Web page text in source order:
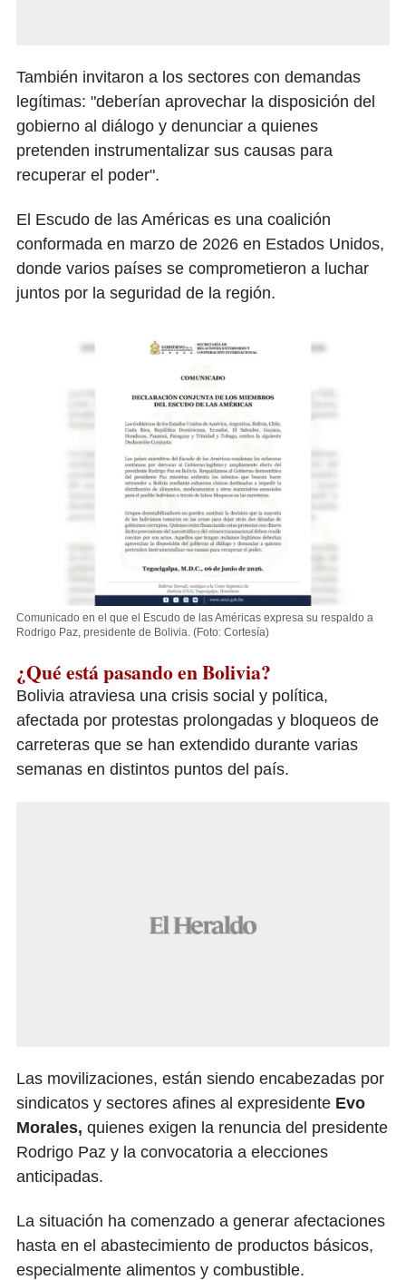
También invitaron a los sectores con demandas
legítimas: "deberían aprovechar la disposición del
gobierno al diálogo y denunciar a quienes
pretenden instrumentalizar sus causas para
recuperar el poder".
El Escudo de las Américas es una coalición
conformada en marzo de 2026 en Estados Unidos,
donde varios países se comprometieron a luchar
juntos por la seguridad de la región.
Comunicado en el que el Escudo de las Américas expresa su respaldo a
Rodrigo Paz, presidente de Bolivia. (Foto: Cortesía)
¿Qué está pasando en Bolivia?
Bolivia atraviesa una crisis social y política,
afectada por protestas prolongadas y bloqueos de
carreteras que se han extendido durante varias
semanas en distintos puntos del país.
Las movilizaciones, están siendo encabezadas por
sindicatos y sectores afines al expresidente Evo
Morales, quienes exigen la renuncia del presidente
Rodrigo Paz y la convocatoria a elecciones
anticipadas.
La situación ha comenzado a generar afectaciones
hasta en el abastecimiento de productos básicos,
especialmente alimentos y combustible.